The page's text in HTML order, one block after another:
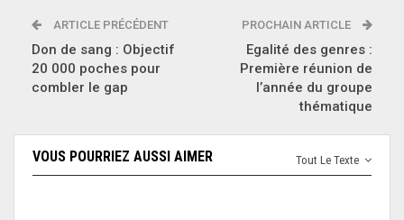
ARTICLE PRÉCÉDENT
Don de sang : Objectif
20 000 poches pour
combler le gap
PROCHAIN ARTICLE
Egalité des genres :
Première réunion de
l’année du groupe
thématique
Tout Le Texte
VOUS POURRIEZ AUSSI AIMER